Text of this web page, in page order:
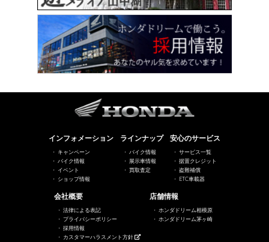
インフォメーション
キャンペーン
バイク情報
イベント
ショップ情報
ラインナップ
バイク情報
展示車情報
買取査定
安心のサービス
サービス一覧
据置クレジット
盗難補償
ETC車載器
会社概要
法律による表記
プライバシーポリシー
採用情報
カスタマーハラスメント方針
店舗情報
ホンダドリーム相模原
ホンダドリーム茅ヶ崎